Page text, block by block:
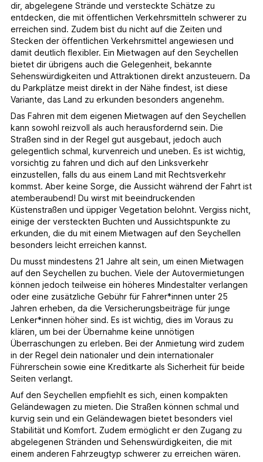
dir, abgelegene Strände und versteckte Schätze zu
entdecken, die mit öffentlichen Verkehrsmitteln schwerer zu
erreichen sind. Zudem bist du nicht auf die Zeiten und
Stecken der öffentlichen Verkehrsmittel angewiesen und
damit deutlich flexibler. Ein Mietwagen auf den Seychellen
bietet dir übrigens auch die Gelegenheit, bekannte
Sehenswürdigkeiten und Attraktionen direkt anzusteuern. Da
du Parkplätze meist direkt in der Nähe findest, ist diese
Variante, das Land zu erkunden besonders angenehm.
Das Fahren mit dem eigenen Mietwagen auf den Seychellen
kann sowohl reizvoll als auch herausfordernd sein. Die
Straßen sind in der Regel gut ausgebaut, jedoch auch
gelegentlich schmal, kurvenreich und uneben. Es ist wichtig,
vorsichtig zu fahren und dich auf den Linksverkehr
einzustellen, falls du aus einem Land mit Rechtsverkehr
kommst. Aber keine Sorge, die Aussicht während der Fahrt ist
atemberaubend! Du wirst mit beeindruckenden
Küstenstraßen und üppiger Vegetation belohnt. Vergiss nicht,
einige der versteckten Buchten und Aussichtspunkte zu
erkunden, die du mit einem Mietwagen auf den Seychellen
besonders leicht erreichen kannst.
Du musst mindestens 21 Jahre alt sein, um einen Mietwagen
auf den Seychellen zu buchen. Viele der Autovermietungen
können jedoch teilweise ein höheres Mindestalter verlangen
oder eine zusätzliche Gebühr für Fahrer*innen unter 25
Jahren erheben, da die Versicherungsbeiträge für junge
Lenker*innen höher sind. Es ist wichtig, dies im Voraus zu
klären, um bei der Übernahme keine unnötigen
Überraschungen zu erleben. Bei der Anmietung wird zudem
in der Regel dein nationaler und dein internationaler
Führerschein sowie eine Kreditkarte als Sicherheit für beide
Seiten verlangt.
Auf den Seychellen empfiehlt es sich, einen kompakten
Geländewagen zu mieten. Die Straßen können schmal und
kurvig sein und ein Geländewagen bietet besonders viel
Stabilität und Komfort. Zudem ermöglicht er den Zugang zu
abgelegenen Stränden und Sehenswürdigkeiten, die mit
einem anderen Fahrzeugtyp schwerer zu erreichen wären.